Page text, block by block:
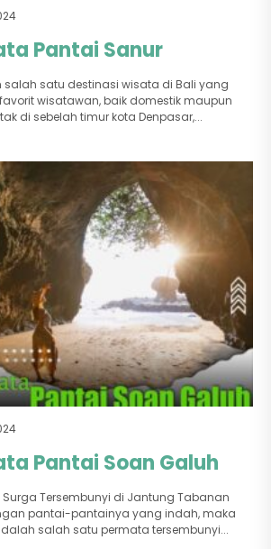
Pantai Sanur
salah satu destinasi wisata di Bali yang
wisatawan, baik domestik maupun
di sebelah timur kota Denpasar,...
Pantai Soan Galuh
Tersembunyi di Jantung Tabanan
pantai-pantainya yang indah, maka
salah satu permata tersembunyi...